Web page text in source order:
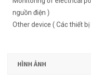
nguồn điện )
Other device ( Các thiết bị
HÌNH ẢNH